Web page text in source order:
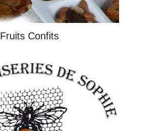
Fruits Confits